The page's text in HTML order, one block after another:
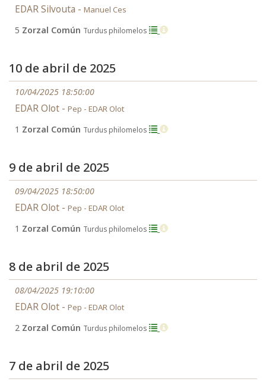
EDAR Silvouta - Manuel Ces
5 Zorzal Común Turdus philomelos
10 de abril de 2025
10/04/2025 18:50:00
EDAR Olot - Pep - EDAR Olot
1 Zorzal Común Turdus philomelos
9 de abril de 2025
09/04/2025 18:50:00
EDAR Olot - Pep - EDAR Olot
1 Zorzal Común Turdus philomelos
8 de abril de 2025
08/04/2025 19:10:00
EDAR Olot - Pep - EDAR Olot
2 Zorzal Común Turdus philomelos
7 de abril de 2025